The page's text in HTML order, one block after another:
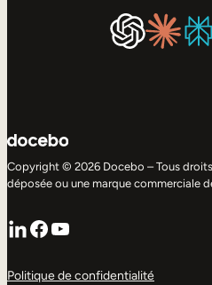
Copyright © 2026 Docebo – Tous
déposée ou une marque commerciale
LinkedIn
Facebook
YouTube
Politique de confidentialité